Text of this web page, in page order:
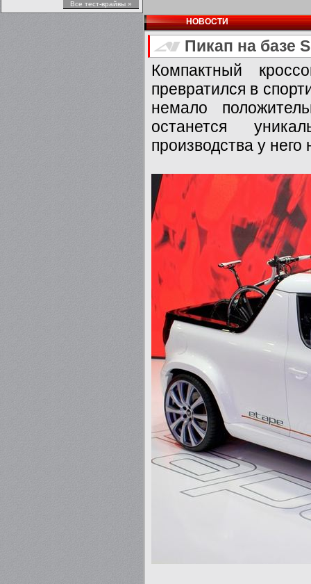
Все тест-врайвы »
НОВОСТИ
Пикап на базе
Компактный
превратился в
немало
останется
производства у него